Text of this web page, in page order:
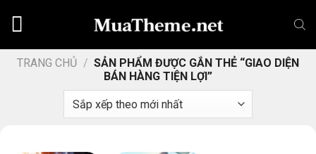
dungTRANG CHỦ / SẢN PHẨM ĐƯỢC GẮN THẺ “GIAO DIỆN
BÁN HÀNG TIỆN LỢI”